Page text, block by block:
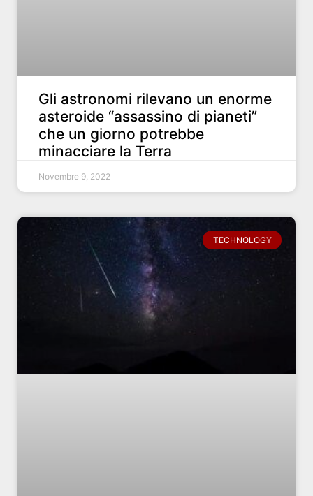
Gli astronomi rilevano un enorme
asteroide “assassino di pianeti”
che un giorno potrebbe
minacciare la Terra
Novembre 9, 2022
TECHNOLOGY